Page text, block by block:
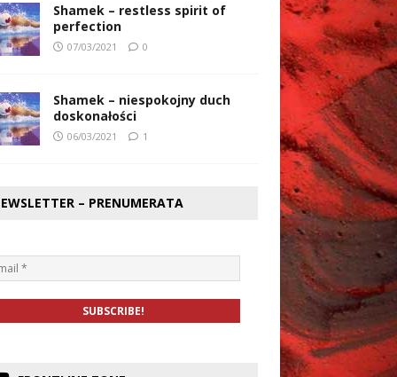
Shamek – restless spirit of
perfection
07/03/2021 0
Shamek – niespokojny duch
doskonałości
06/03/2021 1
– PRENUMERATA